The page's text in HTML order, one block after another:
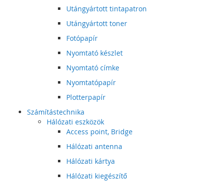
Utángyártott tintapatron
Utángyártott toner
Fotópapír
Nyomtató készlet
Nyomtató címke
Nyomtatópapír
Plotterpapír
Számítástechnika
Hálózati eszközök
Access point, Bridge
Hálózati antenna
Hálózati kártya
Hálózati kiegészítő